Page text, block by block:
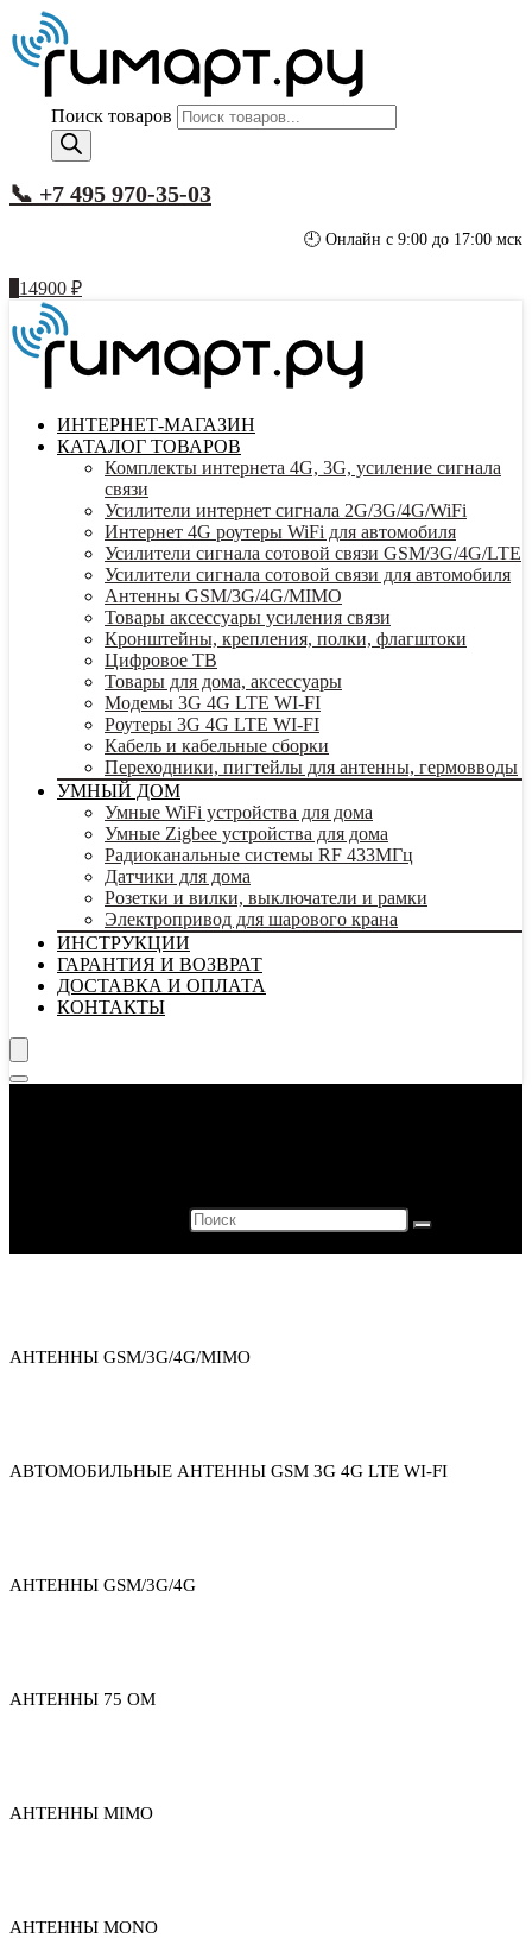
Поиск товаров
📞 +7 495 970-35-03
🕘 Онлайн с 9:00 до 17:00 мск
14900 ₽
ИНТЕРНЕТ-МАГАЗИН
КАТАЛОГ ТОВАРОВ
Комплекты интернета 4G, 3G, усиление сигнала
связи
Усилители интернет сигнала 2G/3G/4G/WiFi
Интернет 4G роутеры WiFi для автомобиля
Усилители сигнала сотовой связи GSM/3G/4G/LTE
Усилители сигнала сотовой связи для автомобиля
Антенны GSM/3G/4G/MIMO
Товары аксессуары усиления связи
Кронштейны, крепления, полки, флагштоки
Цифровое ТВ
Товары для дома, аксессуары
Модемы 3G 4G LTE WI-FI
Роутеры 3G 4G LTE WI-FI
Кабель и кабельные сборки
Переходники, пигтейлы для антенны, гермовводы
УМНЫЙ ДОМ
Умные WiFi устройства для дома
Умные Zigbee устройства для дома
Радиоканальные системы RF 433МГц
Датчики для дома
Розетки и вилки, выключатели и рамки
Электропривод для шарового крана
ИНСТРУКЦИИ
ГАРАНТИЯ И ВОЗВРАТ
ДОСТАВКА И ОПЛАТА
КОНТАКТЫ
АНТЕННЫ GSM/3G/4G/MIMO
АВТОМОБИЛЬНЫЕ АНТЕННЫ GSM 3G 4G LTE WI-FI
АНТЕННЫ GSM/3G/4G
АНТЕННЫ 75 ОМ
АНТЕННЫ MIMO
АНТЕННЫ MONO